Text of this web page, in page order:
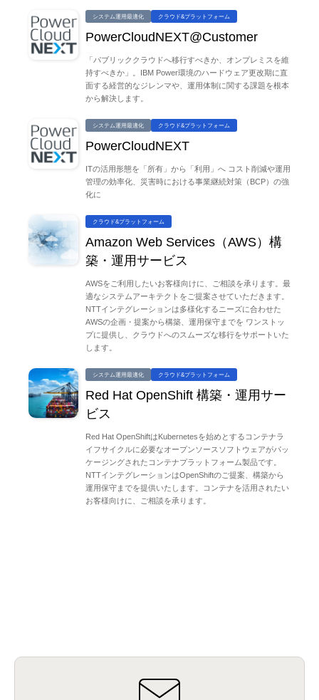
システム運用最適化 クラウド&プラットフォーム
PowerCloudNEXT@Customer
「パブリッククラウドへ移行すべきか、オンプレミスを維
持すべきか」。IBM Power環境のハードウェア更改期に直
面する経営的なジレンマや、運用体制に関する課題を根本
から解決します。
システム運用最適化 クラウド&プラットフォーム
PowerCloudNEXT
ITの活用形態を「所有」から「利用」へ コスト削減や運用
管理の効率化、災害時における事業継続対策（BCP）の強
化に
クラウド&プラットフォーム
Amazon Web Services（AWS）構
築・運用サービス
AWSをご利用したいお客様向けに、ご相談を承ります。最
適なシステムアーキテクトをご提案させていただきます。
NTTインテグレーションは多様化するニーズに合わせた
AWSの企画・提案から構築、運用保守までを ワンストッ
プに提供し、クラウドへのスムーズな移行をサポートいた
します。
システム運用最適化 クラウド&プラットフォーム
Red Hat OpenShift 構築・運用サー
ビス
Red Hat OpenShiftはKubernetesを始めとするコンテナラ
イフサイクルに必要なオープンソースソフトウェアがパッ
ケージングされたコンテナプラットフォーム製品です。
NTTインテグレーションはOpenShiftのご提案、構築から
運用保守までを提供いたします。コンテナを活用されたい
お客様向けに、ご相談を承ります。